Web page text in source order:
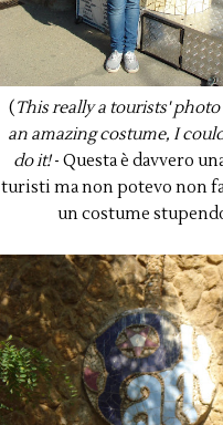
( This really a tourists' photo
an amazing costume, I
do it!- Questa è davvero
turisti ma non potevo non
un costume